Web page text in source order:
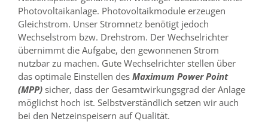
Photovoltaikanlage. Photovoltaikmodule erzeugen
Gleichstrom. Unser Stromnetz benötigt jedoch
Wechselstrom bzw. Drehstrom. Der Wechselrichter
übernimmt die Aufgabe, den gewonnenen Strom
nutzbar zu machen. Gute Wechselrichter stellen über
das optimale Einstellen des Maximum Power Point
(MPP) sicher, dass der Gesamtwirkungsgrad der Anlage
möglichst hoch ist. Selbstverständlich setzen wir auch
bei den Netzeinspeisern auf Qualität.